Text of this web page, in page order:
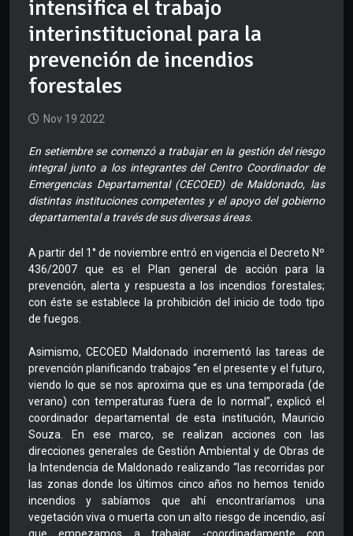
intensifica el trabajo
interinstitucional para la
prevención de incendios
forestales
Nov 19 2022
En setiembre se comenzó a trabajar en la gestión del riesgo
integral junto a los integrantes del Centro Coordinador de
Emergencias Departamental (CECOED) de Maldonado, las
distintas instituciones competentes y el apoyo del gobierno
departamental a través de sus diversas áreas.
A partir del 1° de noviembre entró en vigencia el Decreto Nº
436/2007 que es el Plan general de acción para la
prevención, alerta y respuesta a los incendios forestales;
con éste se establece la prohibición del inicio de todo tipo
de fuegos.
Asimismo, CECOED Maldonado incrementó las tareas de
prevención planificando trabajos “en el presente y el futuro,
viendo lo que se nos aproxima que es una temporada (de
verano) con temperaturas fuera de lo normal”, explicó el
coordinador departamental de esta institución, Mauricio
Souza. En ese marco, se realizan acciones con las
direcciones generales de Gestión Ambiental y de Obras de
la Intendencia de Maldonado realizando “las recorridas por
las zonas donde los últimos cinco años no hemos tenido
incendios y sabíamos que ahí encontraríamos una
vegetación viva o muerta con un alto riesgo de incendio, así